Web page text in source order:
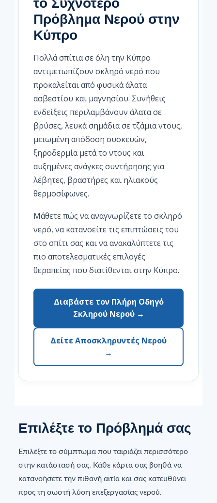
Πρόβλημα Νερού στην
Κύπρο
Πολλά σπίτια σε όλη την Κύπρο
αντιμετωπίζουν σκληρό νερό που
προκαλείται από φυσικά άλατα
ασβεστίου και μαγνησίου. Συνήθεις
ενδείξεις περιλαμβάνουν άλατα σε
βρύσες, λευκά σημάδια σε τζάμια ντους,
μειωμένη απόδοση συσκευών,
ξηροδερμία μετά το ντους και
αυξημένες ανάγκες συντήρησης για
λέβητες, βραστήρες και ηλιακούς
θερμοσίφωνες.
Μάθετε πώς να αναγνωρίζετε το σκληρό
νερό, να κατανοείτε τις επιπτώσεις του
στο σπίτι σας και να ανακαλύπτετε τις
πιο αποτελεσματικές επιλογές
θεραπείας που διατίθενται στην Κύπρο.
Διαβάστε τον Πλήρη Οδηγό
Σκληρού Νερού →
Δείτε Αποσκληρυντές Νερού
→
Επιλέξτε το Πρόβλημά σας
Επιλέξτε το σύμπτωμα που ταιριάζει περισσότερο
στην κατάστασή σας. Κάθε κάρτα σας βοηθά να
κατανοήσετε την πιθανή αιτία και σας κατευθύνει
προς τη σωστή λύση επεξεργασίας νερού.